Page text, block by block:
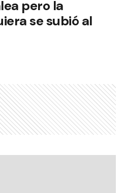
pero la
se subió al